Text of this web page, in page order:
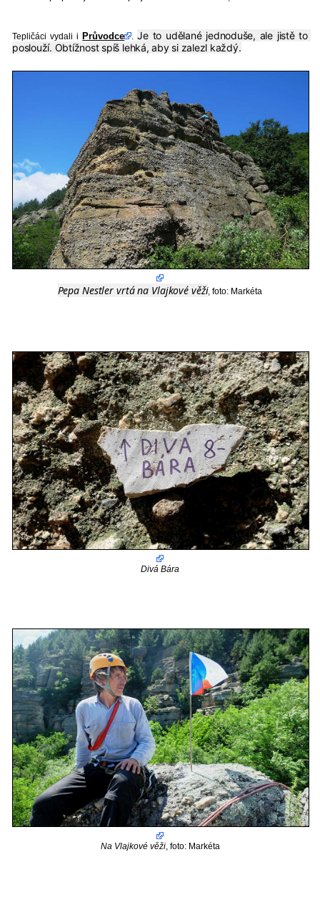
Tepličáci vydali i Průvodce .Je to udělané jednoduše, ale jistě to
poslouží. Obtížnost spíš lehká, aby si zalezl každý.
Pepa Nestler vrtá na Vlajkové věži, foto: Markéta
Divá Bára
Na Vlajkové věži, foto: Markéta